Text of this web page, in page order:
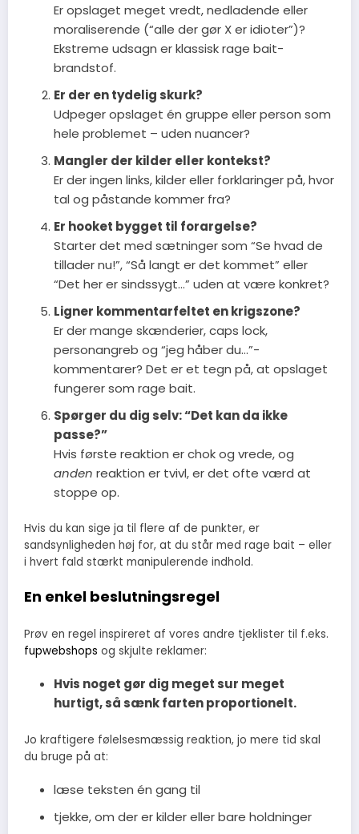
Er opslaget meget vredt, nedladende eller
moraliserende (“alle der gør X er idioter”)?
Ekstreme udsagn er klassisk rage bait-
brandstof.
Er der en tydelig skurk?
Udpeger opslaget én gruppe eller person som
hele problemet – uden nuancer?
Mangler der kilder eller kontekst?
Er der ingen links, kilder eller forklaringer på, hvor
tal og påstande kommer fra?
Er hooket bygget til forargelse?
Starter det med sætninger som “Se hvad de
tillader nu!”, “Så langt er det kommet” eller
“Det her er sindssygt…” uden at være konkret?
Ligner kommentarfeltet en krigszone?
Er der mange skænderier, caps lock,
personangreb og “jeg håber du…”-
kommentarer? Det er et tegn på, at opslaget
fungerer som rage bait.
Spørger du dig selv: “Det kan da ikke
passe?”
Hvis første reaktion er chok og vrede, og
anden reaktion er tvivl, er det ofte værd at
stoppe op.
Hvis du kan sige ja til flere af de punkter, er
sandsynligheden høj for, at du står med rage bait – eller
i hvert fald stærkt manipulerende indhold.
En enkel beslutningsregel
Prøv en regel inspireret af vores andre tjeklister til f.eks.
fupwebshops og skjulte reklamer:
Hvis noget gør dig meget sur meget
hurtigt, så sænk farten proportionelt.
Jo kraftigere følelsesmæssig reaktion, jo mere tid skal
du bruge på at:
læse teksten én gang til
tjekke, om der er kilder eller bare holdninger